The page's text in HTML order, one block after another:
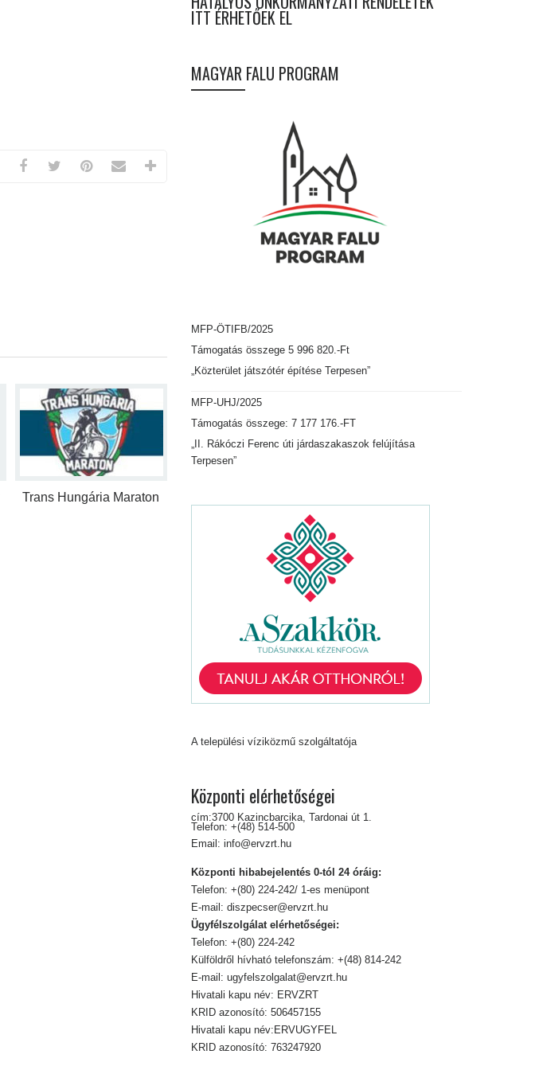
Trans Hungária Maraton
ITT ÉRHETŐEK EL
MAGYAR FALU PROGRAM
MFP-ÖTIFB/2025
Támogatás összege 5 996 820.-Ft
„Közterület játszótér építése Terpesen”
MFP-UHJ/2025
Támogatás összege: 7 177 176.-FT
„II. Rákóczi Ferenc úti járdaszakaszok felújítása
Terpesen”
A települési víziközmű szolgáltatója
Központi elérhetőségei
cím:3700 Kazincbarcika, Tardonai út 1.
Telefon: +(48) 514-500
Email: info@ervzrt.hu
Központi hibabejelentés 0-tól 24 óráig:
Telefon: +(80) 224-242/ 1-es menüpont
E-mail: diszpecser@ervzrt.hu
Ügyfélszolgálat elérhetőségei:
Telefon: +(80) 224-242
Külföldről hívható telefonszám: +(48) 814-242
E-mail: ugyfelszolgalat@ervzrt.hu
Hivatali kapu név: ERVZRT
KRID azonosító: 506457155
Hivatali kapu név:ERVUGYFEL
KRID azonosító: 763247920